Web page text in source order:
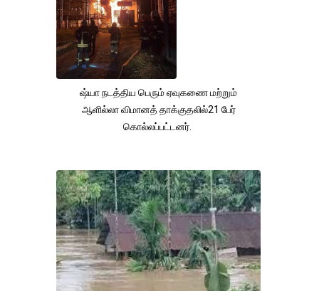
ஷ்யா நடத்திய பெரும் ஏவுகணை மற்றும்
ஆளில்லா விமானத் தாக்குதலில்21 பேர்
கொல்லப்பட்டனர்.